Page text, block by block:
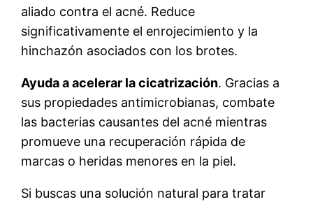
aliado contra el acné. Reduce
significativamente el enrojecimiento y la
hinchazón asociados con los brotes.
Ayuda a acelerar la cicatrización. Gracias a
sus propiedades antimicrobianas, combate
las bacterias causantes del acné mientras
promueve una recuperación rápida de
marcas o heridas menores en la piel.
Si buscas una solución natural para tratar